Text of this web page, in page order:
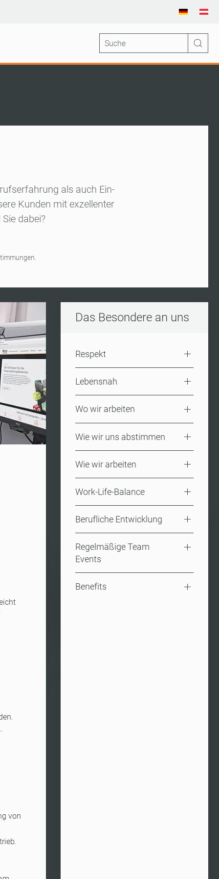
als auch Ein-
Kunden mit exzellenter
dabei?
von
Das Besondere an uns
Respekt
Lebensnah
Wo wir arbeiten
Wie wir uns abstimmen
Wie wir arbeiten
Work-Life-Balance
Berufliche Entwicklung
Regelmäßige Team
Events
Benefits